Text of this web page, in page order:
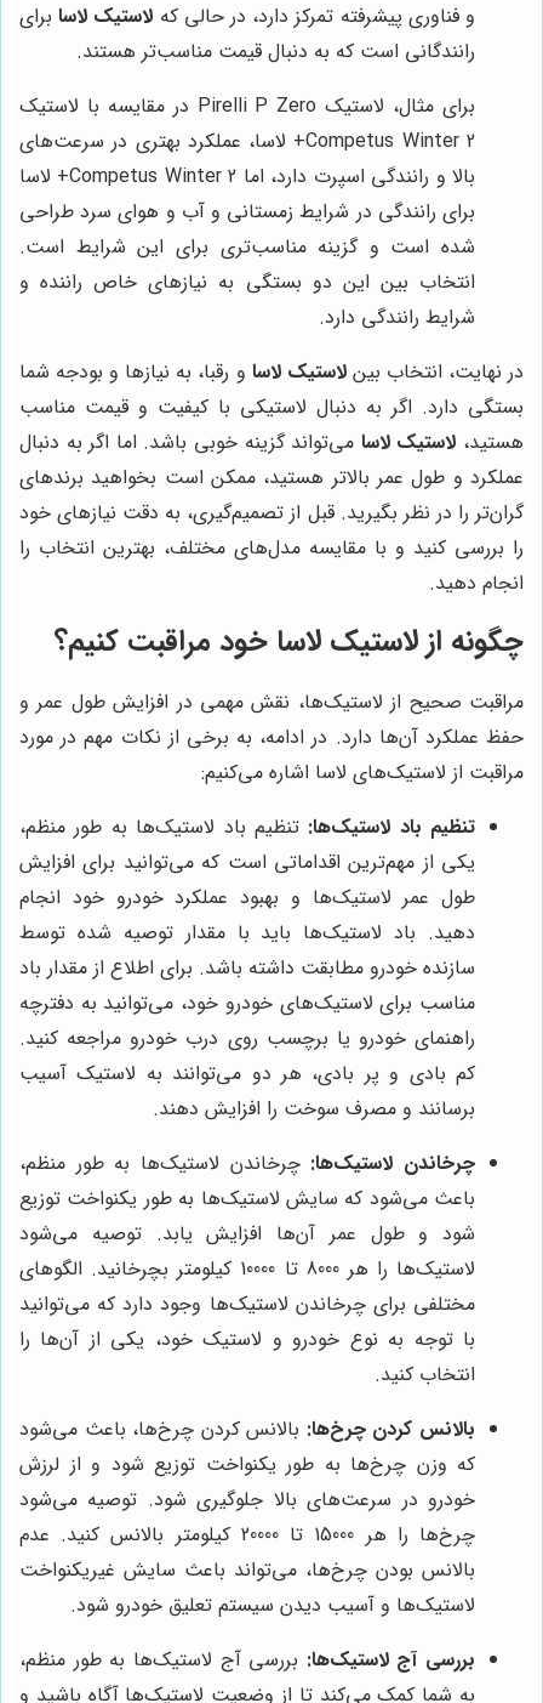
و فناوری پیشرفته تمرکز دارد، در حالی که لاستیک لاسابرای
رانندگانی است که به دنبال قیمت مناسب‌تر هستند.
برای مثال، لاستیک Pirelli P Zero در مقایسه با لاستیک
Competus Winter 2+ لاسا، عملکرد بهتری در سرعت‌های
بالا و رانندگی اسپرت دارد، اما Competus Winter 2+ لاسا
برای رانندگی در شرایط زمستانی و آب و هوای سرد طراحی
شده است و گزینه مناسب‌تری برای این شرایط است.
انتخاب بین این دو بستگی به نیازهای خاص راننده و
شرایط رانندگی دارد.
در نهایت، انتخاب بینلاستیک لاسا و رقبا، به نیازها و بودجه شما
بستگی دارد. اگر به دنبال لاستیکی با کیفیت و قیمت مناسب
هستید، لاستیک لاسا می‌تواند گزینه خوبی باشد. اما اگر به دنبال
عملکرد و طول عمر بالاتر هستید، ممکن است بخواهید برندهای
گران‌تر را در نظر بگیرید. قبل از تصمیم‌گیری، به دقت نیازهای خود
را بررسی کنید و با مقایسه مدل‌های مختلف، بهترین انتخاب را
انجام دهید.
چگونه از لاستیک لاسا خود مراقبت کنیم؟
مراقبت صحیح از لاستیک‌ها، نقش مهمی در افزایش طول عمر و
حفظ عملکرد آن‌ها دارد. در ادامه، به برخی از نکات مهم در مورد
مراقبت از لاستیک‌های لاسا اشاره می‌کنیم:
تنظیم باد لاستیک‌ها: تنظیم باد لاستیک‌ها به طور منظم،
یکی از مهم‌ترین اقداماتی است که می‌توانید برای افزایش
طول عمر لاستیک‌ها و بهبود عملکرد خودرو خود انجام
دهید. باد لاستیک‌ها باید با مقدار توصیه شده توسط
سازنده خودرو مطابقت داشته باشد. برای اطلاع از مقدار باد
مناسب برای لاستیک‌های خودرو خود، می‌توانید به دفترچه
راهنمای خودرو یا برچسب روی درب خودرو مراجعه کنید.
کم بادی و پر بادی، هر دو می‌توانند به لاستیک آسیب
برسانند و مصرف سوخت را افزایش دهند.
چرخاندن لاستیک‌ها: چرخاندن لاستیک‌ها به طور منظم،
باعث می‌شود که سایش لاستیک‌ها به طور یکنواخت توزیع
شود و طول عمر آن‌ها افزایش یابد. توصیه می‌شود
لاستیک‌ها را هر 8000 تا 10000 کیلومتر بچرخانید. الگوهای
مختلفی برای چرخاندن لاستیک‌ها وجود دارد که می‌توانید
با توجه به نوع خودرو و لاستیک خود، یکی از آن‌ها را
انتخاب کنید.
بالانس کردن چرخ‌ها: بالانس کردن چرخ‌ها، باعث می‌شود
که وزن چرخ‌ها به طور یکنواخت توزیع شود و از لرزش
خودرو در سرعت‌های بالا جلوگیری شود. توصیه می‌شود
چرخ‌ها را هر 15000 تا 20000 کیلومتر بالانس کنید. عدم
بالانس بودن چرخ‌ها، می‌تواند باعث سایش غیریکنواخت
لاستیک‌ها و آسیب دیدن سیستم تعلیق خودرو شود.
بررسی آج لاستیک‌ها: بررسی آج لاستیک‌ها به طور منظم،
به شما کمک می‌کند تا از وضعیت لاستیک‌ها آگاه باشید و